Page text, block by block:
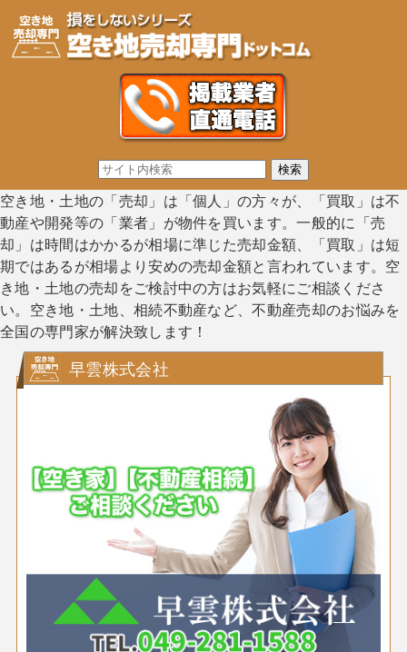
空き地・土地の「売却」は「個人」の方々が、「買取」は不
動産や開発等の「業者」が物件を買います。一般的に「売
却」は時間はかかるが相場に準じた売却金額、「買取」は短
期ではあるが相場より安めの売却金額と言われています。空
き地・土地の売却をご検討中の方はお気軽にご相談くださ
い。空き地・土地、相続不動産など、不動産売却のお悩みを
全国の専門家が解決致します！
早雲株式会社